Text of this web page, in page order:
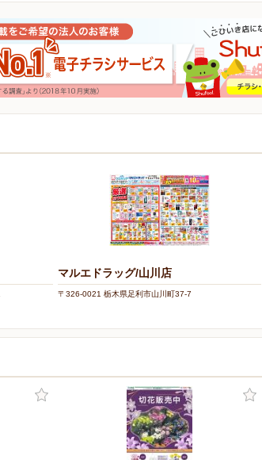
マルエドラッグ/山川店
〒326-0021 栃木県足利市山川町37-7